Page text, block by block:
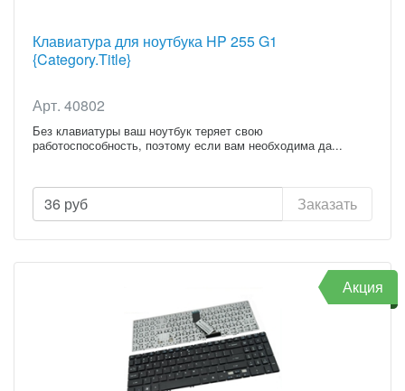
Клавиатура для ноутбука HP 255 G1
{Category.Title}
Арт. 40802
Без клавиатуры ваш ноутбук теряет свою
работоспособность, поэтому если вам необходима да...
36 руб Заказать
Акция